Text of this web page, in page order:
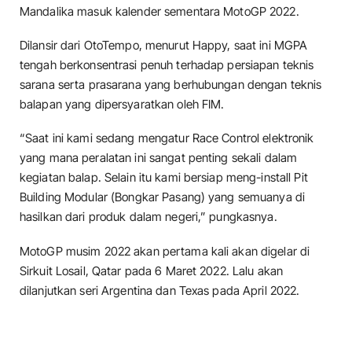
Mandalika masuk kalender sementara MotoGP 2022.
Dilansir dari OtoTempo, menurut Happy, saat ini MGPA
tengah berkonsentrasi penuh terhadap persiapan teknis
sarana serta prasarana yang berhubungan dengan teknis
balapan yang dipersyaratkan oleh FIM.
“Saat ini kami sedang mengatur Race Control elektronik
yang mana peralatan ini sangat penting sekali dalam
kegiatan balap. Selain itu kami bersiap meng-install Pit
Building Modular (Bongkar Pasang) yang semuanya di
hasilkan dari produk dalam negeri,” pungkasnya.
MotoGP musim 2022 akan pertama kali akan digelar di
Sirkuit Losail, Qatar pada 6 Maret 2022. Lalu akan
dilanjutkan seri Argentina dan Texas pada April 2022.